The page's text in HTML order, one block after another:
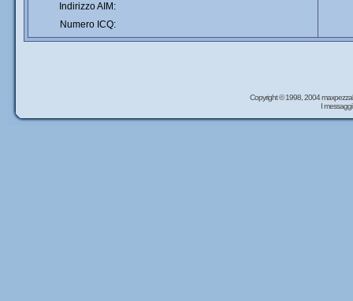
Indirizzo AIM:
Numero ICQ:
Copyright © 1998, 2004
I